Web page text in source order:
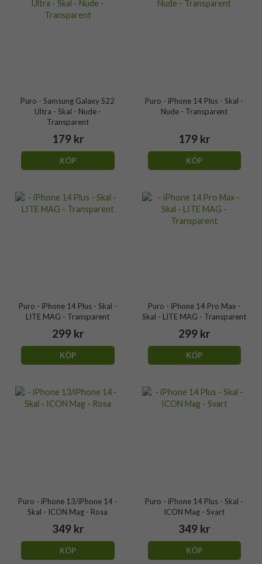
Puro - Samsung Galaxy S22
Ultra - Skal - Nude -
Transparent
179 kr
KÖP
Puro - iPhone 14 Plus - Skal -
Nude - Transparent
179 kr
KÖP
Puro - iPhone 14 Plus - Skal -
LITE MAG - Transparent
299 kr
KÖP
Puro - iPhone 14 Pro Max -
Skal - LITE MAG - Transparent
299 kr
KÖP
Puro - iPhone 13/iPhone 14 -
Skal - ICON Mag - Rosa
349 kr
KÖP
Puro - iPhone 14 Plus - Skal -
ICON Mag - Svart
349 kr
KÖP